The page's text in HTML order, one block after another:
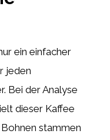
ein einfacher
jeden
Bei der Analyse
dieser Kaffee
stammen